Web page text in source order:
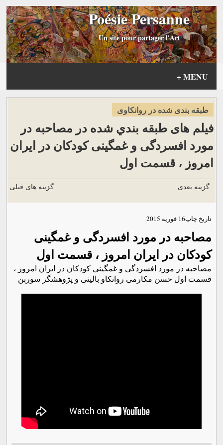
Poésie Persanne
Un site pour partager l'Art
MENU
+
طبقه بندی شده در روانكاوی
فیلم های طبقه بندي شده در مصاحبه در
مورد افسردگی و غمگینی کودکان در ایران
امروز ، قسمت اول
گزینه های قبلی گزینه بعدی
تاریخ چاپ16 فوریه 2015
مصاحبه در مورد افسردگی و غمگینی
کودکان در ایران امروز ، قسمت اول
مصاحبه در مورد افسردگی و غمگینی کودکان در ایران امروز ،
قسمت اول حسن مکارمی روانکاو بالینی و پژوهشگر سوربن